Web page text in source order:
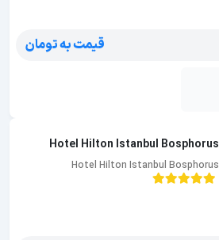
قیمت به تومان
Hotel Hilton Istanbul Bosphorus
Hotel Hilton Istanbul Bosphorus